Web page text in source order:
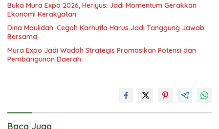
Buka Mura Expo 2026, Heriyus: Jadi Momentum Gerakkan
Ekonomi Kerakyatan
Dina Maulidah: Cegah Karhutla Harus Jadi Tanggung Jawab
Bersama
Mura Expo Jadi Wadah Strategis Promosikan Potensi dan
Pembangunan Daerah
Baca Juga